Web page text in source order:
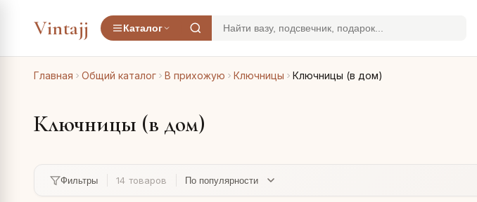
Vintajj Каталог
Главная Общий каталог В прихожую Ключницы Ключницы (в дом)
Ключницы (в дом)
Фильтры 14 товаров